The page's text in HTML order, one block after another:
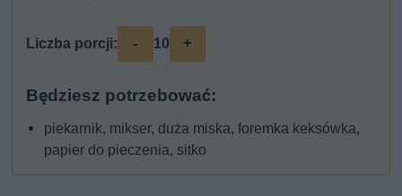
Liczba porcji: - 10 +
Będziesz potrzebować:
piekarnik, mikser, duża miska, foremka keksówka,
papier do pieczenia, sitko